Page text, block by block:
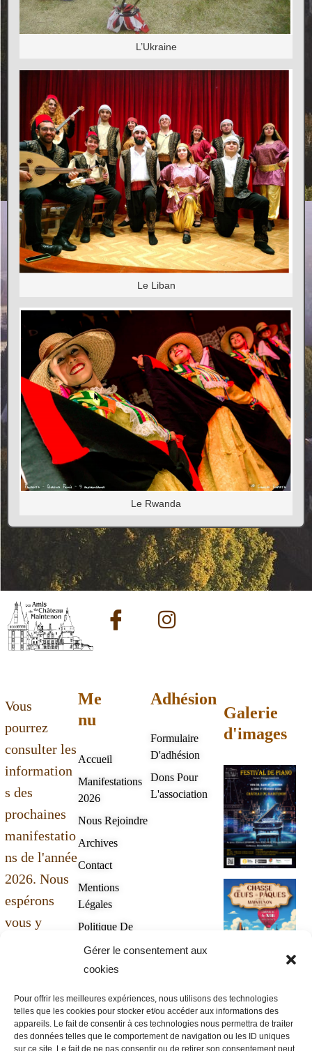
Gérer le consentement aux
cookies
Pour offrir les meilleures expériences, nous utilisons des technologies
telles que les cookies pour stocker et/ou accéder aux informations des
appareils. Le fait de consentir à ces technologies nous permettra de traiter
des données telles que le comportement de navigation ou les ID uniques
sur ce site. Le fait de ne pas consentir ou de retirer son consentement peut
L’Ukraine
Le Liban
Le Rwanda
Vous
pourrez
consulter les
information
s des
prochaines
manifestatio
ns de l'année
2026. Nous
espérons
vous y
Bonne
navigation
sur les pages
Me
nu
Accueil
Manifestations
2026
Nous Rejoindre
Archives
Contact
Mentions
Légales
Politique De
Confidentialité
Adhésion
Formulaire
D'adhésion
Dons Pour
L'association
Galerie
d'images
évènements
en images